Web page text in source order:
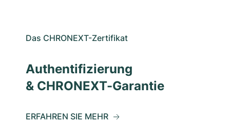
Das CHRONEXT-Zertifikat
Authentifizierung
& CHRONEXT-Garantie
ERFAHREN SIE MEHR